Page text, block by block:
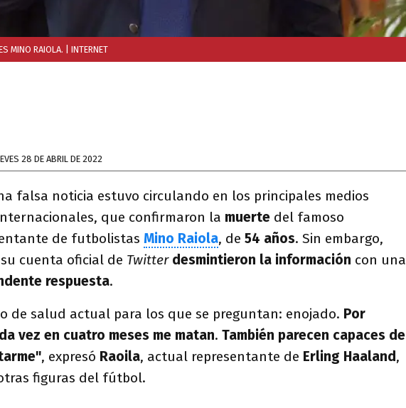
MINO RAIOLA. | INTERNET
28 DE ABRIL DE 2022
falsa noticia estuvo circulando en los principales medios
que confirmaron la muerte del famoso
de futbolistas Mino Raiola, de 54 años. Sin embargo,
cuenta oficial de Twitter desmintieron la información con una
respuesta.
de salud actual para los que se preguntan: enojado. Por
vez en cuatro meses me matan. También parecen capaces de
, expresó Raoila, actual representante de Erling Haaland,
figuras del fútbol.